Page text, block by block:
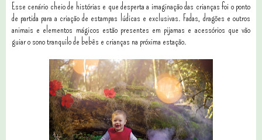
Esse cenário cheio de histórias e que desperta a imaginação das crianças foi o ponto
de partida para a criação de estampas lúdicas e exclusivas. Fadas, dragões e outros
animais e elementos mágicos estão presentes em pijamas e acessórios que vão
guiar o sono tranquilo de bebês e crianças na próxima estação.